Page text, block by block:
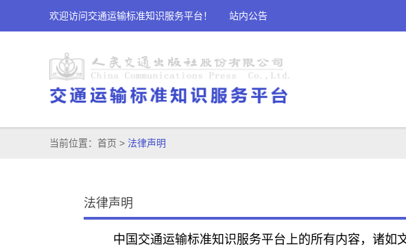
欢迎访问交通运输标准知识服务平台！ 站内公告
当前位置： 首页 > 法律声明
法律声明
中国交通运输标准知识服务平台上的所有内容，诸如